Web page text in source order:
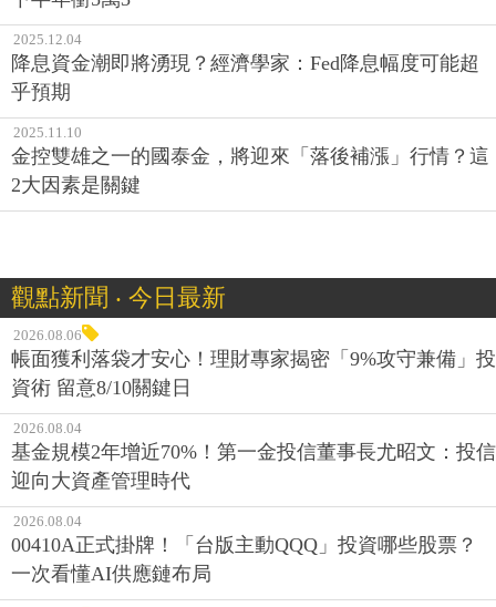
2025.12.04
降息資金潮即將湧現？經濟學家：Fed降息幅度可能超
乎預期
2025.11.10
金控雙雄之一的國泰金，將迎來「落後補漲」行情？這
2大因素是關鍵
觀點新聞 ‧ 今日最新
2026.08.06
帳面獲利落袋才安心！理財專家揭密「9%攻守兼備」投
資術 留意8/10關鍵日
2026.08.04
基金規模2年增近70%！第一金投信董事長尤昭文：投信
迎向大資產管理時代
2026.08.04
00410A正式掛牌！「台版主動QQQ」投資哪些股票？
一次看懂AI供應鏈布局